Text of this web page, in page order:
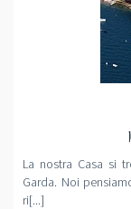
La nostra Casa si
Garda. Noi
ri[...]